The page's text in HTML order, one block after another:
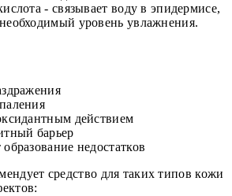
- связывает воду в эпидермисе,
уровень увлажнения.
действием
барьер
недостатков
средство для таких типов кожи